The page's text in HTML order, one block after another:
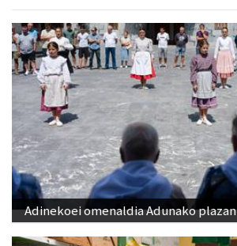
Adinekoei omenaldia Adunako plazan